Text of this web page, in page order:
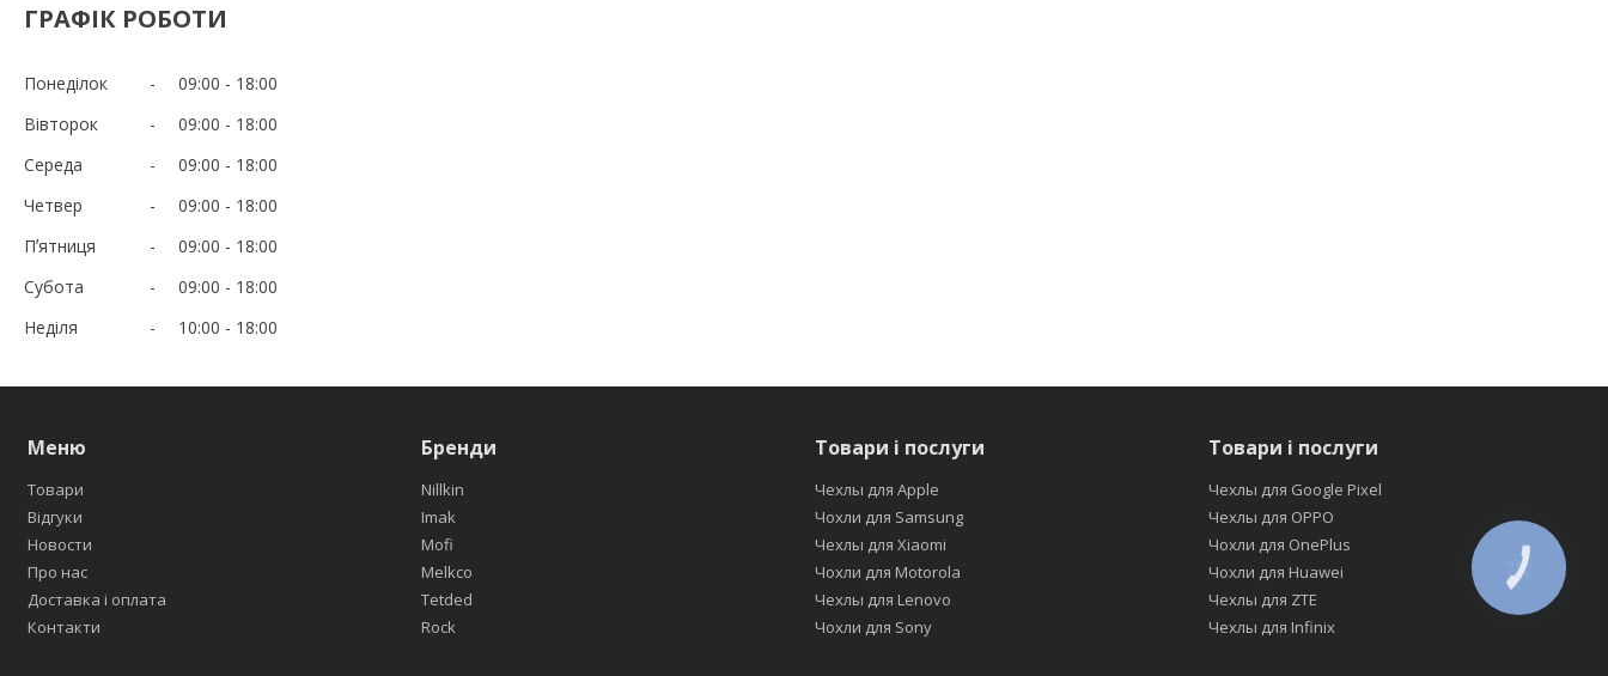
ГРАФІК РОБОТИ
Понеділок 09:00
18:00
Вівторок
09:00
18:00
Середа
09:00
18:00
Четвер
09:00
18:00
Пʼятниця
09:00
18:00
Субота
09:00
18:00
Неділя
10:00 18:00
Меню
Товари
Відгуки
Новости
Про нас
Доставка і оплата
Контакти
Бренди
Nillkin
Imak
Mofi
Melkco
Tetded
Rock
Товари і послуги
Чехлы для Apple
Чохли для Samsung
Чехлы для Xiaomi
Чохли для Motorola
Чехлы для Lenovo
Чохли для Sony
Товари і послуги
Чехлы для Google Pixel
Чехлы для OPPO
Чохли для OnePlus
Чохли для Huawei
Чехлы для ZTE
Чехлы для Infinix
КНОПКА
ЗВ'ЯЗКУ